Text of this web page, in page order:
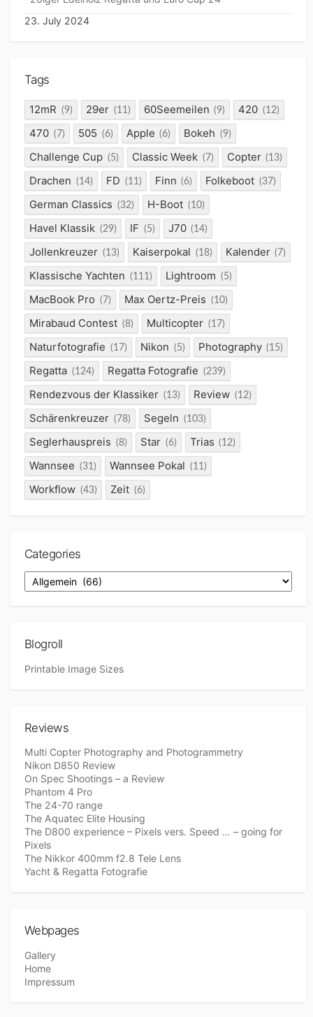
23. July 2024
Tags
12mR (9) 29er (11) 60Seemeilen (9) 420 (12)
470 (7) 505 (6) Apple (6) Bokeh (9)
Challenge Cup (5) Classic Week (7) Copter (13)
Drachen (14) FD (11) Finn (6) Folkeboot (37)
German Classics (32) H-Boot (10)
Havel Klassik (29) IF (5) J70 (14)
Jollenkreuzer (13) Kaiserpokal (18) Kalender (7)
Klassische Yachten (111) Lightroom (5)
MacBook Pro (7) Max Oertz-Preis (10)
Mirabaud Contest (8) Multicopter (17)
Naturfotografie (17) Nikon (5) Photography (15)
Regatta (124) Regatta Fotografie (239)
Rendezvous der Klassiker (13) Review (12)
Schärenkreuzer (78) Segeln (103)
Seglerhauspreis (8) Star (6) Trias (12)
Wannsee (31) Wannsee Pokal (11)
Workflow (43) Zeit (6)
Categories
Categories
Blogroll
Printable Image Sizes
Reviews
Multi Copter Photography and Photogrammetry
Nikon D850 Review
On Spec Shootings – a Review
Phantom 4 Pro
The 24-70 range
The Aquatec Elite Housing
The D800 experience – Pixels vers. Speed … – going for
Pixels
The Nikkor 400mm f2.8 Tele Lens
Yacht & Regatta Fotografie
Webpages
Gallery
Home
Impressum